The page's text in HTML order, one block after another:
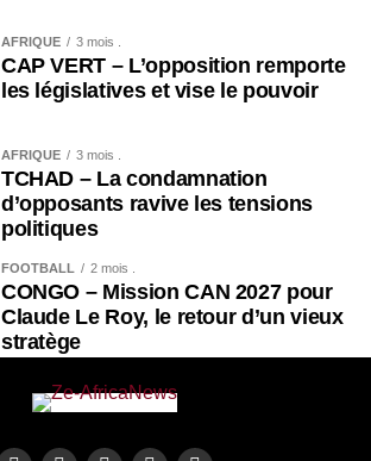
AFRIQUE 3 mois .
CAP VERT – L’opposition remporte
les législatives et vise le pouvoir
AFRIQUE 3 mois .
TCHAD – La condamnation
d’opposants ravive les tensions
politiques
FOOTBALL 2 mois .
CONGO – Mission CAN 2027 pour
Claude Le Roy, le retour d’un vieux
stratège